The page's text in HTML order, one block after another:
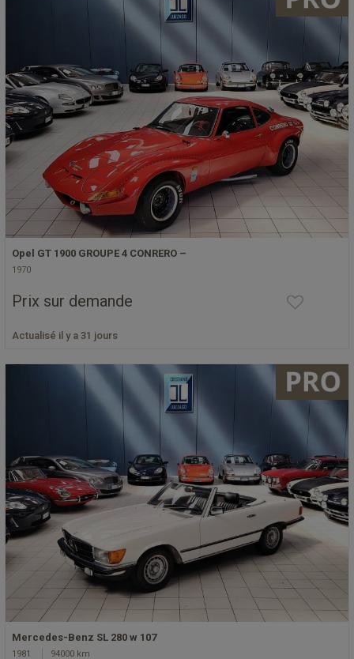
Opel GT 1900 GROUPE 4 CONRERO –
1970
Prix sur demande
Actualisé il y a 31 jours
Mercedes-Benz SL 280 w 107
1981 94000 km